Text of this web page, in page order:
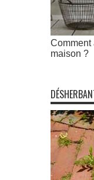
Comment
maison ?